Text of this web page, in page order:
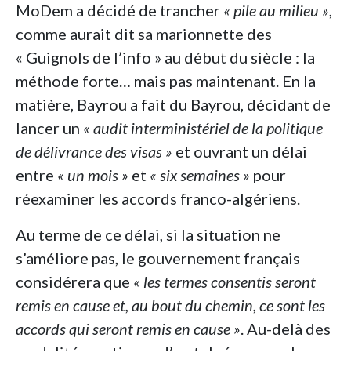
MoDem a décidé de trancher « pile au milieu »,
comme aurait dit sa marionnette des
« Guignols de l’info » au début du siècle : la
méthode forte… mais pas maintenant. En la
matière, Bayrou a fait du Bayrou, décidant de
lancer un « audit interministériel de la politique
de délivrance des visas » et ouvrant un délai
entre « un mois » et « six semaines » pour
réexaminer les accords franco-algériens.
Au terme de ce délai, si la situation ne
s’améliore pas, le gouvernement français
considérera que « les termes consentis seront
remis en cause et, au bout du chemin, ce sont les
accords qui seront remis en cause ». Au-delà des
modalités pratiques d’un tel réexamen, le